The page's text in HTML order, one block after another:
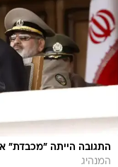
התגובה הייתה "מכבדת"
המנהיג